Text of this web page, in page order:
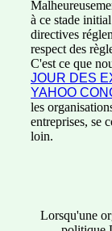
à ce stade
directives
respect des
C'est ce que
JOUR DES
YAHOO
les
entreprises, se
loin.
Lorsqu'une